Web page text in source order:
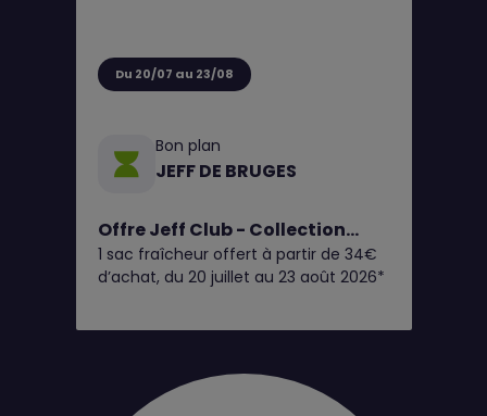
Du 20/07 au 23/08
Bon plan
JEFF DE BRUGES
Offre Jeff Club - Collection
Giandujas Glacés
1 sac fraîcheur offert à partir de 34€
d’achat, du 20 juillet au 23 août 2026*